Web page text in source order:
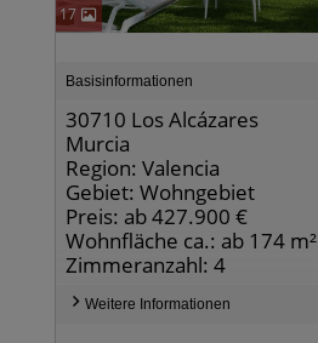
17
Basisinformationen
30710 Los Alcázares
Murcia
Region: Valencia
Gebiet: Wohngebiet
Preis: ab 427.900 €
Wohnfläche ca.: ab 174 m²
Zimmeranzahl: 4
Weitere Informationen